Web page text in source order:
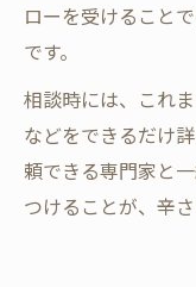
ローを受けること
です。
相談時には、これ
などをできるだけ
頼できる専門家と
つけることが、辛